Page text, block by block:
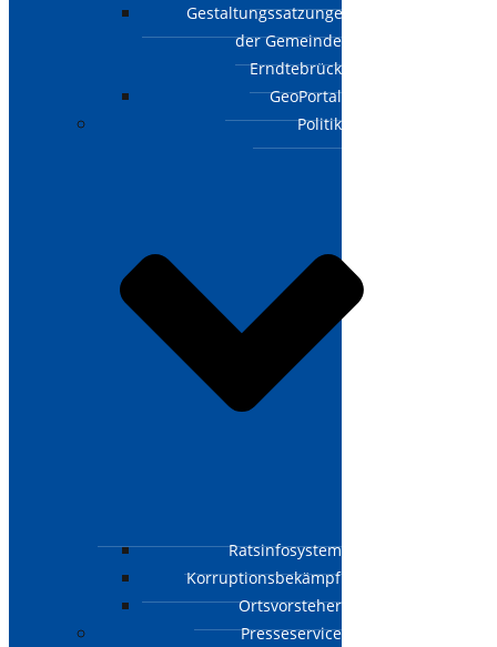
Gestaltungssatzungen
der Gemeinde
Erndtebrück
GeoPortal
Politik
Ratsinfosystem
Korruptionsbekämpfungsgesetz
Ortsvorsteher
Presseservice